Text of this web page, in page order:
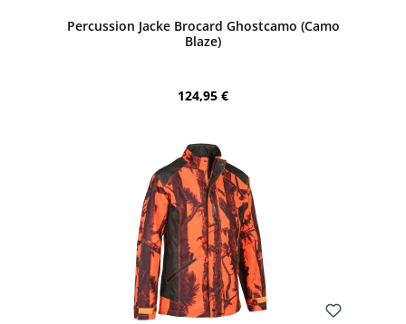
Percussion Jacke Brocard Ghostcamo (Camo
Blaze)
Regulärer Preis:
124,95 €